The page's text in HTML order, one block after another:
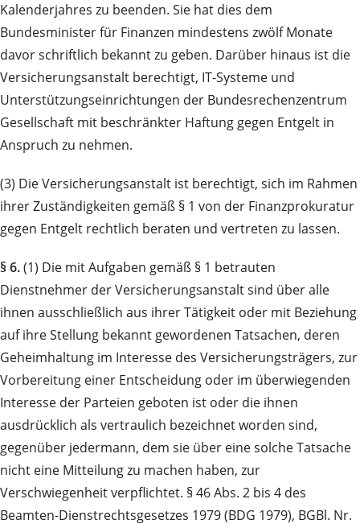
Kalenderjahres zu beenden. Sie hat dies dem
Bundesminister für Finanzen mindestens zwölf Monate
davor schriftlich bekannt zu geben. Darüber hinaus ist die
Versicherungsanstalt berechtigt, IT-Systeme und
Unterstützungseinrichtungen der Bundesrechenzentrum
Gesellschaft mit beschränkter Haftung gegen Entgelt in
Anspruch zu nehmen.
(3) Die Versicherungsanstalt ist berechtigt, sich im Rahmen
ihrer Zuständigkeiten gemäß § 1 von der Finanzprokuratur
gegen Entgelt rechtlich beraten und vertreten zu lassen.
§ 6.(1) Die mit Aufgaben gemäß § 1 betrauten
Dienstnehmer der Versicherungsanstalt sind über alle
ihnen ausschließlich aus ihrer Tätigkeit oder mit Beziehung
auf ihre Stellung bekannt gewordenen Tatsachen, deren
Geheimhaltung im Interesse des Versicherungsträgers, zur
Vorbereitung einer Entscheidung oder im überwiegenden
Interesse der Parteien geboten ist oder die ihnen
ausdrücklich als vertraulich bezeichnet worden sind,
gegenüber jedermann, dem sie über eine solche Tatsache
nicht eine Mitteilung zu machen haben, zur
Verschwiegenheit verpflichtet. § 46 Abs. 2 bis 4 des
Beamten-Dienstrechtsgesetzes 1979 (BDG 1979), BGBl. Nr.